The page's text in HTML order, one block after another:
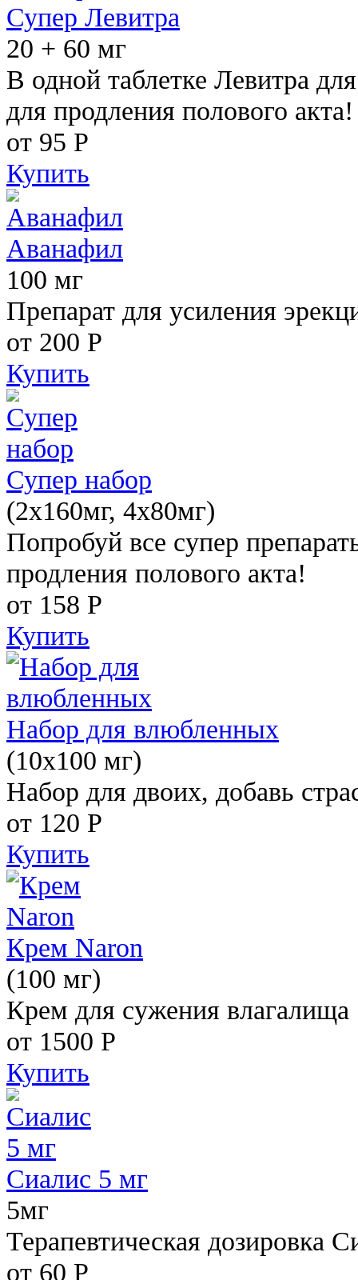
Супер Левитра
20 + 60 мг
В одной таблетке Левитра
для продления полового акта!
от 95 Р
Купить
Аванафил
100 мг
Препарат для усиления
от 200 Р
Купить
Супер набор
(2х160мг, 4х80мг)
Попробуй все супер
продления полового акта!
от 158 Р
Купить
Набор для влюбленных
(10х100 мг)
Набор для двоих, добавь
от 120 Р
Купить
Крем Naron
(100 мг)
Крем для сужения влагалища
от 1500 Р
Купить
Сиалис 5 мг
5мг
Терапевтическая дозировка
от 60 Р